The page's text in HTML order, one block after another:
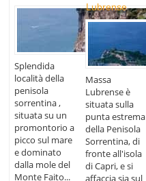
Splendida
località della
penisola
sorrentina ,
situata su un
promontorio a
picco sul mare
e dominato
dalla mole del
Monte Faito...
Lubrense
Massa
Lubrense è
situata sulla
punta estrema
della Penisola
Sorrentina, di
fronte all'isola
di Capri, e si